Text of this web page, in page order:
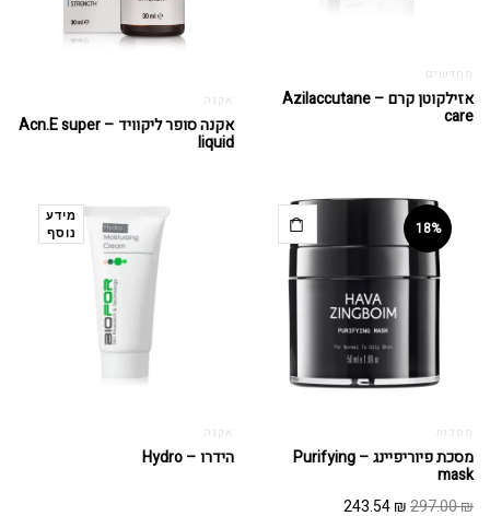
מחדשים
אזילקוטן קרם – Azilaccutane
care
אקנה
אקנה סופר ליקוויד – Acn.E super
liquid
18%
מסכות
מסכת פיוריפיינג – Purifying
mask
297.00₪
המחיר243.54₪
המחיר
מידע
נוסף
אקנה
הידרו – Hydro